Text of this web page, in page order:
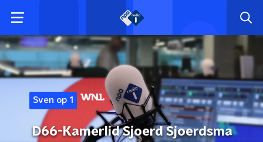
Sven op 1
D66-Kamerlid Sjoerd Sjoerdsma